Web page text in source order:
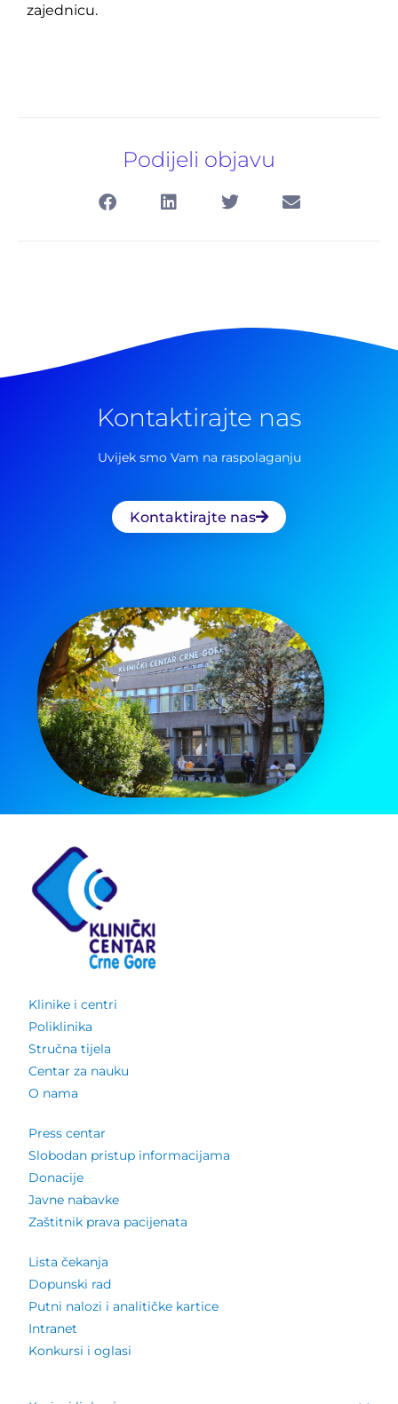
zajednicu.
Podijeli objavu
Kontaktirajte nas
Uvijek smo Vam na raspolaganju
Kontaktirajte nas
Klinike i centri
Poliklinika
Stručna tijela
Centar za nauku
O nama
Press centar
Slobodan pristup informacijama
Donacije
Javne nabavke
Zaštitnik prava pacijenata
Lista čekanja
Dopunski rad
Putni nalozi i analitičke kartice
Intranet
Konkursi i oglasi